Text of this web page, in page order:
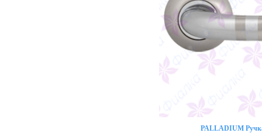
PALLADIUM